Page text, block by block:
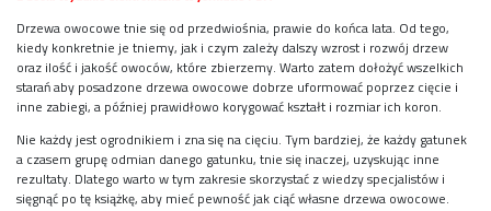
Drzewa owocowe tnie się od przedwiośnia, prawie do końca lata. Od tego,
kiedy konkretnie je tniemy, jak i czym zależy dalszy wzrost i rozwój drzew
oraz ilość i jakość owoców, które zbierzemy. Warto zatem dołożyć wszelkich
starań aby posadzone drzewa owocowe dobrze uformować poprzez cięcie i
inne zabiegi, a później prawidłowo korygować kształt i rozmiar ich koron.
Nie każdy jest ogrodnikiem i zna się na cięciu. Tym bardziej, że każdy gatunek
a czasem grupę odmian danego gatunku, tnie się inaczej, uzyskując inne
rezultaty. Dlatego warto w tym zakresie skorzystać z wiedzy specjalistów i
sięgnąć po tę książkę, aby mieć pewność jak ciąć własne drzewa owocowe.